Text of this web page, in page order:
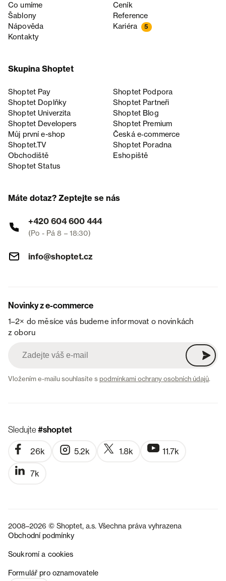
Co umíme
Ceník
Šablony
Reference
Nápověda
Kariéra 5
Kontakty
Skupina Shoptet
Shoptet Pay
Shoptet Podpora
Shoptet Doplňky
Shoptet Partneři
Shoptet Univerzita
Shoptet Blog
Shoptet Developers
Shoptet Premium
Můj první e-shop
Česká e‑commerce
Shoptet.TV
Shoptet Poradna
Obchodiště
Eshopiště
Shoptet Status
Máte dotaz? Zeptejte se nás
+420 604 600 444
(Po - Pá 8 – 18:30)
info@shoptet.cz
Novinky z e-commerce
1–2× do měsíce vás budeme informovat o novinkách
z oboru
Vložením e-mailu souhlasíte spodmínkami ochrany osobních údajů.
Sledujte#shoptet
26k 5.2k 1.8k 11.7k
7k
2008–2026 © Shoptet, a.s. Všechna práva vyhrazena
Obchodní podmínky
Soukromí a cookies
Formulář pro oznamovatele